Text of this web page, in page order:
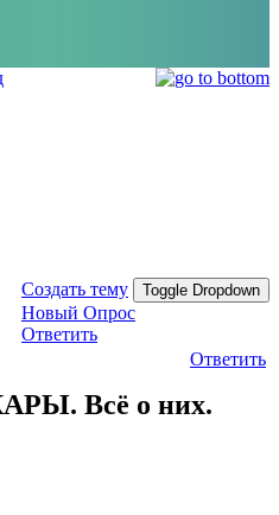
Создать тему Toggle Dropdown
Новый Опрос
Ответить
Ответить
Всё о них.